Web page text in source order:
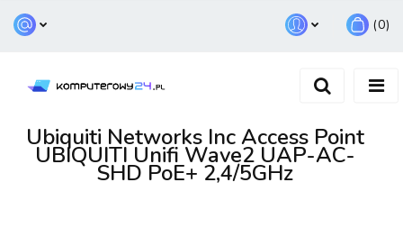
Zarejestruj się
(0)
Ubiquiti Networks Inc Access Point
UBIQUITI Unifi Wave2 UAP-AC-
SHD PoE+ 2,4/5GHz